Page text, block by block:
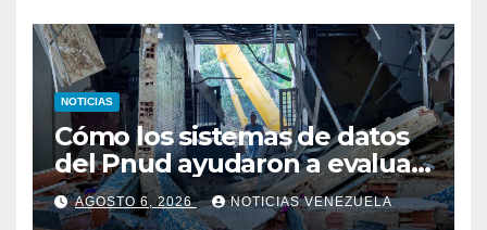
NOTICIAS
Cómo los sistemas de datos
del Pnud ayudaron a evaluar
el sismo y tomar decisiones
AGOSTO 6, 2026 NOTICIAS VENEZUELA